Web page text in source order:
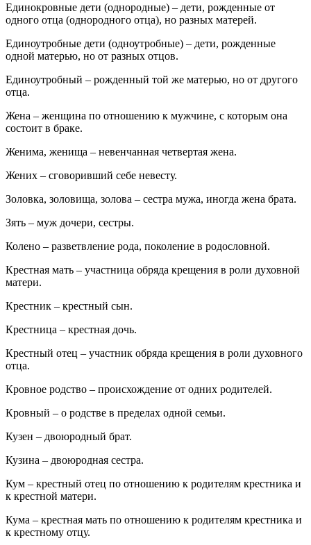
Единокровные дети (однородные) – дети, рожденные от
одного отца (однородного отца), но разных матерей.
Единоутробные дети (одноутробные) – дети, рожденные
одной матерью, но от разных отцов.
Единоутробный – рожденный той же матерью, но от другого
отца.
Жена – женщина по отношению к мужчине, с которым она
состоит в браке.
Женима, женища – невенчанная четвертая жена.
Жених – сговоривший себе невесту.
Золовка, золовища, золова – сестра мужа, иногда жена брата.
Зять – муж дочери, сестры.
Колено – разветвление рода, поколение в родословной.
Крестная мать – участница обряда крещения в роли духовной
матери.
Крестник – крестный сын.
Крестница – крестная дочь.
Крестный отец – участник обряда крещения в роли духовного
отца.
Кровное родство – происхождение от одних родителей.
Кровный – о родстве в пределах одной семьи.
Кузен – двоюродный брат.
Кузина – двоюродная сестра.
Кум – крестный отец по отношению к родителям крестника и
к крестной матери.
Кума – крестная мать по отношению к родителям крестника и
к крестному отцу.